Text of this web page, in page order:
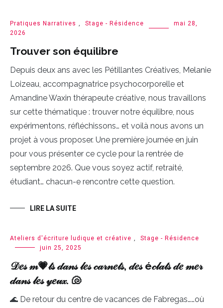
Pratiques Narratives , Stage - Résidence
mai 28,
2026
Trouver son équilibre
Depuis deux ans avec les Pétillantes Créatives, Melanie
Loizeau, accompagnatrice psychocorporelle et
Amandine Waxin thérapeute créative, nous travaillons
sur cette thématique : trouver notre équilibre, nous
expérimentons, réfléchissons… et voilà nous avons un
projet à vous proposer. Une première journée en juin
pour vous présenter ce cycle pour la rentrée de
septembre 2026. Que vous soyez actif, retraité,
étudiant… chacun-e rencontre cette question.
LIRE LA SUITE
Ateliers d'écriture ludique et créative ,
Stage - Résidence
juin 25, 2025
𝒟𝑒𝓈 𝓂💗𝓉𝓈 𝒹𝒶𝓃𝓈 𝓁𝑒𝓈 𝒸𝒶𝓇𝓃𝑒𝓉𝓈, 𝒹𝑒𝓈 é𝒸𝓁𝒶𝓉𝓈 𝒹𝑒 𝓂𝑒𝓇
𝒹𝒶𝓃𝓈 𝓁𝑒𝓈 𝓎𝑒𝓊𝓍. 🐚
🌊 De retour du centre de vacances de Fabregas……où